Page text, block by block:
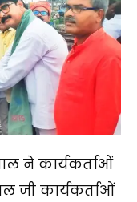
ने कार्यकर्ताओं
जी कार्यकर्ताओं